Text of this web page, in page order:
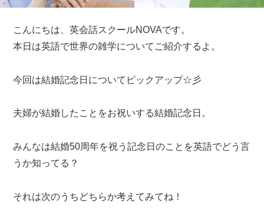
こんにちは、英会話スクールNOVAです。
本日は英語で世界の雑学についてご紹介するよ。
今回は結婚記念日についてピックアップ☆彡
夫婦が結婚したことをお祝いする結婚記念日。
みんなは結婚50周年を祝う記念日のことを英語でどう言
うか知ってる？
それは次のうちどちらか考えてみてね！